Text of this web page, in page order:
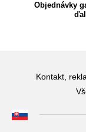
Objednávky
Kontakt,